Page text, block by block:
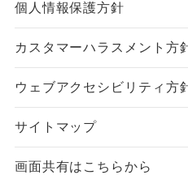
個人情報保護方針
カスタマーハラスメント方
ウェブアクセシビリティ方
サイトマップ
画面共有はこちらから